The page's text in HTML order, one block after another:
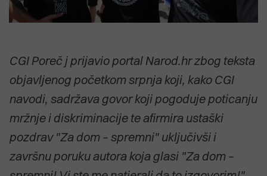
CGI Poreč j prijavio portal Narod.hr zbog teksta
objavljenog početkom srpnja koji, kako CGI
navodi, sadržava govor koji pogoduje poticanju
mržnje i diskriminacije te afirmira ustaški
pozdrav "Za dom – spremni" uključivši i
završnu poruku autora koja glasi "Za dom –